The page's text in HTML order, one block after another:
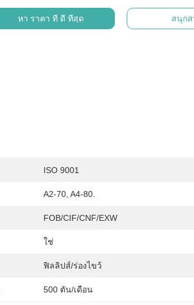
หา ราคา ที่ ดี ที่สุด สนุก
ISO 9001
A2-70, A4-80.
FOB/CIF/CNF/EXW
ใช่
ฟิลลิปส์/ร่องไขว้
500 ตัน/เดือน